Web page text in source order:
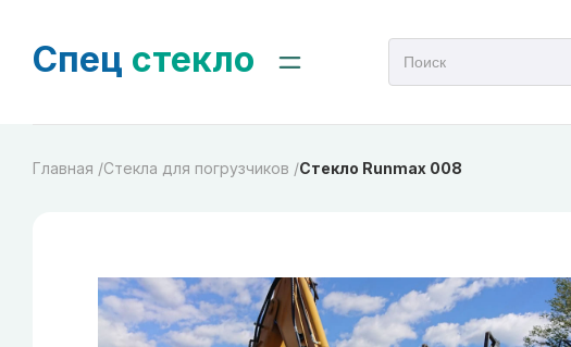
Спец стекло
Главная /Стекла для погрузчиков /Стекло Runmax 008